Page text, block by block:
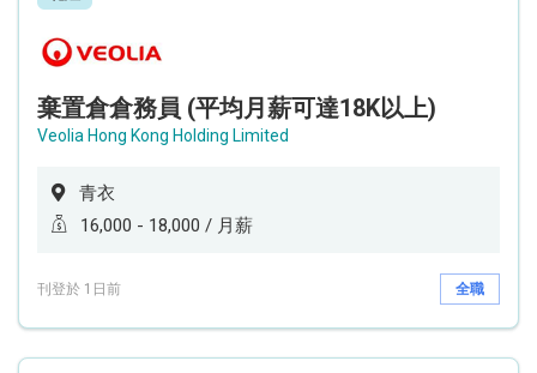
棄置倉倉務員 (平均月薪可達18K以上)
Veolia Hong Kong Holding Limited
青衣
16,000 - 18,000 / 月薪
刊登於 1日前 全職